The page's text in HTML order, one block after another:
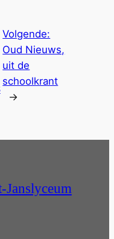
Volgende:
Oud Nieuws,
uit de
schoolkrant
→